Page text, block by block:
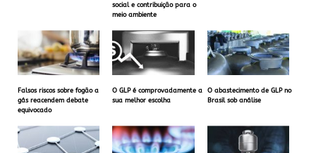
social e contribuição para o
meio ambiente
Falsos riscos sobre fogão a
gás reacendem debate
equivocado
O GLP é comprovadamente a
sua melhor escolha
O abastecimento de GLP no
Brasil sob análise